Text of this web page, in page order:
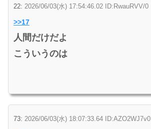
22: 2026/06/03(水) 17:54:46.02 ID:RwauRVV/0
>>17
人間だけだよ
こういうのは
73: 2026/06/03(水) 18:07:33.64 ID:AZO2WJ7v0